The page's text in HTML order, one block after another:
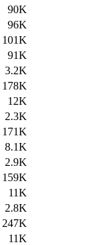
90K
96K
101K
91K
3.2K
178K
12K
2.3K
171K
8.1K
2.9K
159K
11K
2.8K
247K
11K